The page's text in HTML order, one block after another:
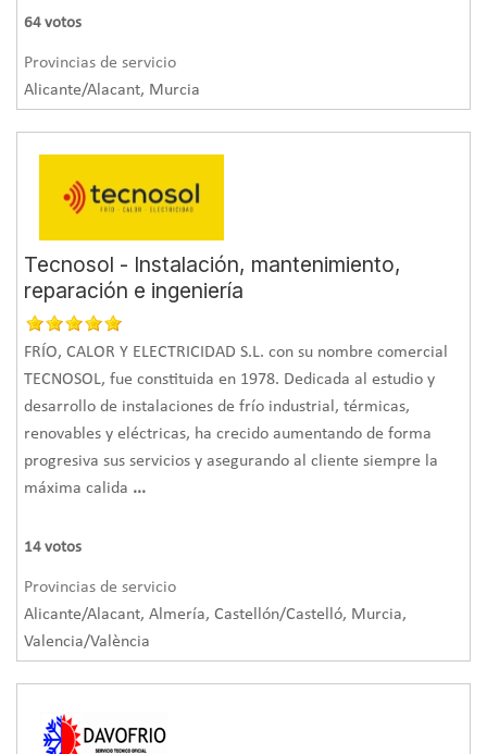
64 votos
Provincias de servicio
Alicante/Alacant, Murcia
Tecnosol - Instalación, mantenimiento,
reparación e ingeniería
FRÍO, CALOR Y ELECTRICIDAD S.L. con su nombre comercial
TECNOSOL, fue constituida en 1978. Dedicada al estudio y
desarrollo de instalaciones de frío industrial, térmicas,
renovables y eléctricas, ha crecido aumentando de forma
progresiva sus servicios y asegurando al cliente siempre la
máxima calida ...
14 votos
Provincias de servicio
Alicante/Alacant, Almería, Castellón/Castelló, Murcia,
Valencia/València